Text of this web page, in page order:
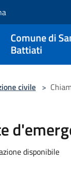
Comune di
Battiati
civile >
disponibile